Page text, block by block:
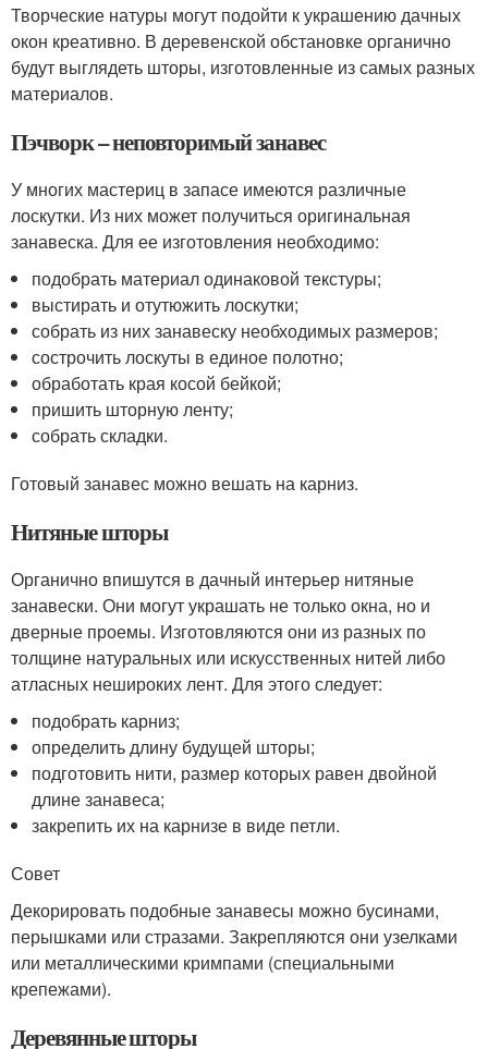
Творческие натуры могут подойти к украшению дачных
окон креативно. В деревенской обстановке органично
будут выглядеть шторы, изготовленные из самых разных
материалов.
Пэчворк – неповторимый занавес
У многих мастериц в запасе имеются различные
лоскутки. Из них может получиться оригинальная
занавеска. Для ее изготовления необходимо:
подобрать материал одинаковой текстуры;
выстирать и отутюжить лоскутки;
собрать из них занавеску необходимых размеров;
сострочить лоскуты в единое полотно;
обработать края косой бейкой;
пришить шторную ленту;
собрать складки.
Готовый занавес можно вешать на карниз.
Нитяные шторы
Органично впишутся в дачный интерьер нитяные
занавески. Они могут украшать не только окна, но и
дверные проемы. Изготовляются они из разных по
толщине натуральных или искусственных нитей либо
атласных нешироких лент. Для этого следует:
подобрать карниз;
определить длину будущей шторы;
подготовить нити, размер которых равен двойной
длине занавеса;
закрепить их на карнизе в виде петли.
Совет
Декорировать подобные занавесы можно бусинами,
перышками или стразами. Закрепляются они узелками
или металлическими кримпами (специальными
крепежами).
Деревянные шторы